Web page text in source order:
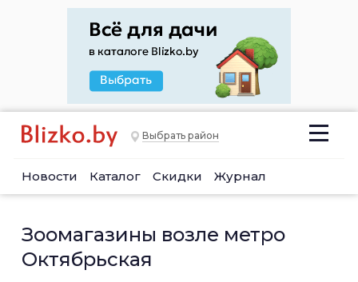
Выбрать район
Новости Каталог Скидки Журнал
Зоомагазины возле метро
Октябрьская